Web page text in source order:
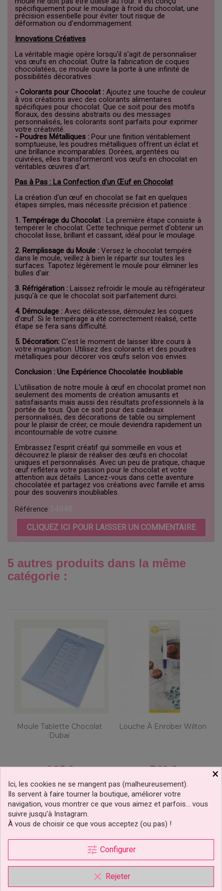
spécifiquement pour le moulage à froid du chocolat, une
précision essentielle pour éviter tout risque de
déformation ou d'endommagement.
Innovations Créatives
La véritable magie opère lorsqu'il s'agit de personnaliser
vos œufs en chocolat. Outre la fabrication de coques
chocolatées, ce moule ouvre la porte à une infinité de
possibilités décoratives :
- Colorants pour Chocolat : Ajoutez une touche de couleur
à vos créations avec des colorants alimentaires
spécifiques pour chocolat. Que ce soit pour des motifs
floraux, des dessins abstraits ou des messages
personnalisés, les colorants sont parfaits pour exprimer
votre créativité.
- Poudres Métalliques : Pour une finition véritablement
somptueuse, les poudres métalliques offrent un éclat et
une brillance incomparables. Dorées, argentées ou
cuivrées, elles transformeront vos œufs en chocolat en
véritables œuvres d'art.
Pas à Pas : La Confection d'un Œuf en Chocolat
La création d'un œuf en chocolat se fait en quelques
étapes simples, mais nécessite précision et patience :
1. Tempérage du Chocolat : La première étape consiste à
tempérer le chocolat. Cette technique permet d'obtenir un
chocolat lisse, brillant et cassant, idéal pour le moulage.
2. Remplissage du Moule : Versez le chocolat tempéré
dans le moule, veillez à bien le répartir sur toutes les
surfaces. Tapotez légèrement le moule pour éliminer les
bulles d'air.
3. Réfrigération : Laissez refroidir le moule au réfrigérateur
jusqu'à ce que le chocolat soit parfaitement durci.
4. Démoulage : Avec délicatesse, démoulez les coques
d’œuf. Si le tempérage a été correctement réalisé, cette
étape se fera sans difficulté.
5. Décoration: C'est le moment de laisser libre cours à
votre imagination. Utilisez des colorants et des poudres
métalliques pour décorer vos œufs selon vos envies.
Conclusion : Une Expérience Chocolatée Inoubliable
L'utilisation de notre moule à œuf en chocolat promet non
seulement des moments de création amusants et
satisfaisants mais aussi des résultats professionnels à la
portée de tous. Que ce soit pour des cadeaux
personnalisés, des décorations de table ou simplement
pour le plaisir de créer, ce moule deviendra rapidement un
incontournable de votre cuisine.
Embrassez l'esprit créatif qui sommeille en vous et
découvrez le plaisir de réaliser des œufs en chocolat
uniques et personnalisés. Avec un peu de pratique, chaque
œuf reflétera votre passion pour le chocolat et votre
attention aux détails. Lancez-vous dans cette aventure
chocolatée et partagez vos créations avec famille et amis
pour des souvenirs inoubliables.
Référence
CLIQUEZ ICI POUR LAISSER UN COMMENTAIRE
5 autres produits dans la même
catégorie :
Moule Tablette Chocolat
Dubaï
Prix
6,95 €
Ajouter au panier
Louche À Enrober Wilton
Prix
7,89 €
Ajouter au panier
×
Ici, les cookies ne se mangent pas (malheureusement).
Ils servent à faire tourner la boutique, améliorer votre
navigation, vous montrer ce que vous aimez et parfois… vous
suivre jusqu’à Instagram.
À vous de choisir ce que vous acceptez (ou pas) !
tune Configurer
clear Rejeter